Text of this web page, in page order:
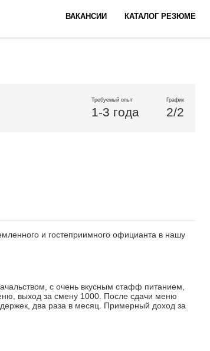
ВАКАНСИИ КАТАЛОГ РЕЗЮМЕ
Требуемый опыт
1-3 года
График
2/2
и гостеприимного официанта в нашу
с очень вкусным стафф питанием,
выход за смену 1000. После сдачи меню
два раза в месяц. Примерный доход за